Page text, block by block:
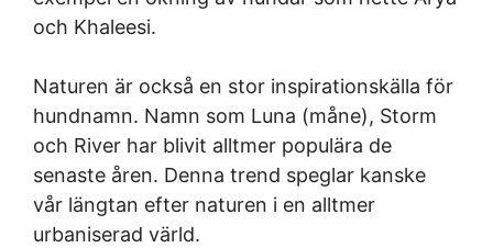
och Khaleesi.
Naturen är också en stor inspirationskälla för
hundnamn. Namn som Luna (måne), Storm
och River har blivit alltmer populära de
senaste åren. Denna trend speglar kanske
vår längtan efter naturen i en alltmer
urbaniserad värld.